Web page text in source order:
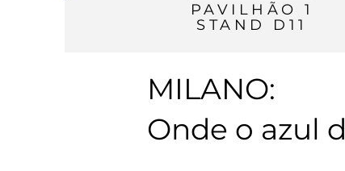
PAVILHÃO 1
STAND D11
MILANO:
Onde o azul